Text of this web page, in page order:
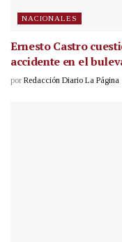
NACIONALES
Ernesto Castro
accidente en el
por Redacción Diario La Página